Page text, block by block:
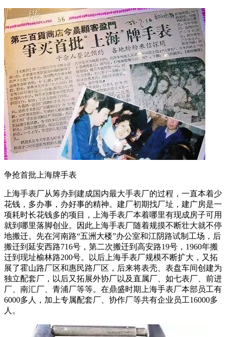
争抢首批上海牌手表
上海手表厂从筹办到建成国内最大手表厂的过程，一直本着少
花钱，多办事，办好事的精神。建厂初期找厂址，建广房是一
项耗时长花钱多的项目，上海手表厂本着哪里有现成房子可用
就到哪里落脚创业。因此上海手表厂随着规摸不断壮大就不停
地搬迁。先在河南路“五洲大楼”办公室和江阴路试制工场，后
搬迁到延安西路716号，第二次搬迁到高安路19号，1960年搬
迁到现址榆林路200号。以后上海手表厂规模不断扩大，又拓
展了霍山路厂区和惠民路厂区，后来将表壳、表盘车间创建为
独立配套厂，以后又拓展外协厂以及直属厂、如七表厂、前进
厂、南汇厂、青浦厂等等。在鼎盛时期上海手表厂本部员工有
6000多人，加上专属配套厂、协作厂等共有企业员工16000多
人。